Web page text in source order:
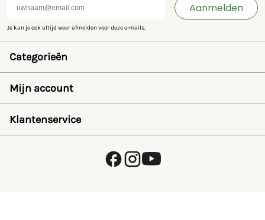
Aanmelden
Je kan je ook altijd weer afmelden voor deze e-mails.
Categorieën
Bruder
SIKU
Rolly Toys
Britains
Kids Globe
Jamara
Mijn account
Wensenlijst
Wachtwoord herstellen
Account aanmaken
Klantenservice